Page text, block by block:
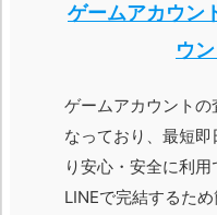
ゲームアカウン
ウ
ゲームアカウントの
なっており、最短
り安心・安全に利
LINEで完結するた